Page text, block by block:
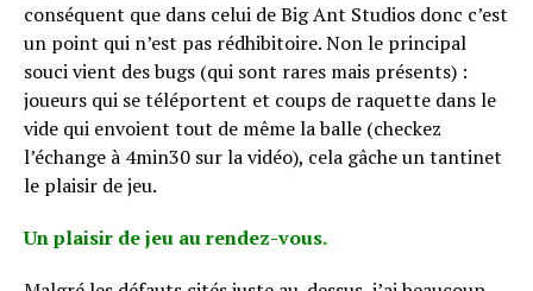
conséquent que dans celui de Big Ant Studios donc c’est
un point qui n’est pas rédhibitoire. Non le principal
souci vient des bugs (qui sont rares mais présents) :
joueurs qui se téléportent et coups de raquette dans le
vide qui envoient tout de même la balle (checkez
l’échange à 4min30 sur la vidéo), cela gâche un tantinet
le plaisir de jeu.
Un plaisir de jeu au rendez-vous.